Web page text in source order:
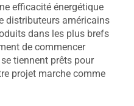
efficacité énergétique
distributeurs américains
dans les plus brefs
de commencer
tiennent prêts pour
projet marche comme